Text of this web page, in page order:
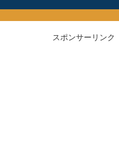
スポンサーリンク